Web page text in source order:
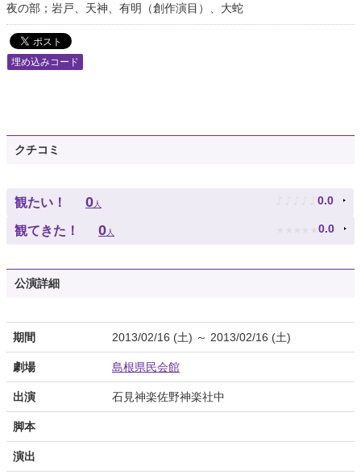
夜の部；岩戸、天神、有明（創作演目）、大蛇
埋め込みコード
クチコミ
観たい！ 0人 ♪ ♪ ♪ ♪ ♪ 0.0
観てきた！ 0人 ★ ★ ★ ★ ★ 0.0
公演詳細
期間 2013/02/16 (土) ～ 2013/02/16 (土)
劇場 島根県民会館
出演 石見神楽佐野神楽社中
脚本
演出